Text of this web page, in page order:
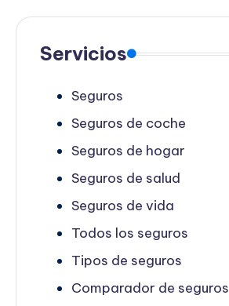
Servicios
Seguros
Seguros de coche
Seguros de hogar
Seguros de salud
Seguros de vida
Todos los seguros
Tipos de seguros
Comparador de seguros